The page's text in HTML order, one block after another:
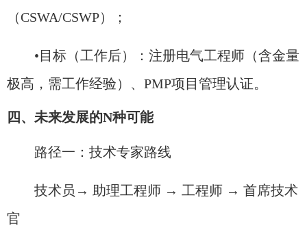
（CSWA/CSWP）；
•目标（工作后）：注册电气工程师（含金量
极高，需工作经验）、PMP项目管理认证。
四、未来发展的N种可能
路径一：技术专家路线
技术员→ 助理工程师 → 工程师 → 首席技术
官